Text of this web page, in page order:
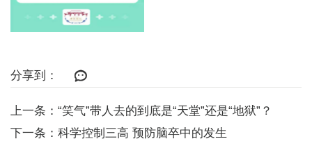
分享到：
上一条：“笑气”带人去的到底是“天堂”还是“地狱”？
下一条：科学控制三高 预防脑卒中的发生